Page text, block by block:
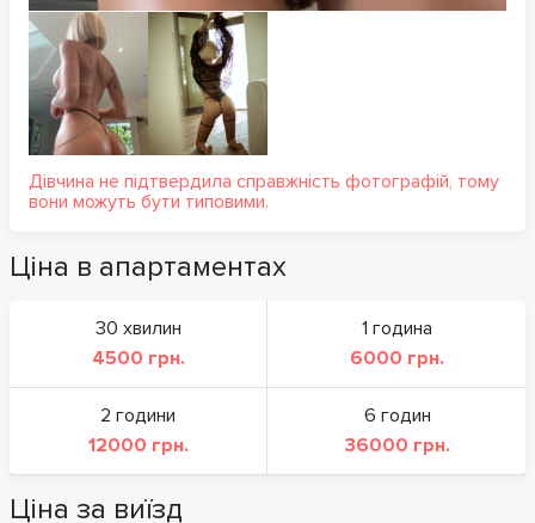
Дівчина не підтвердила справжність фотографій, тому
вони можуть бути типовими.
Ціна в апартаментах
30 хвилин
4500 грн.
1 година
6000 грн.
2 години
12000 грн.
6 годин
36000 грн.
Ціна за виїзд